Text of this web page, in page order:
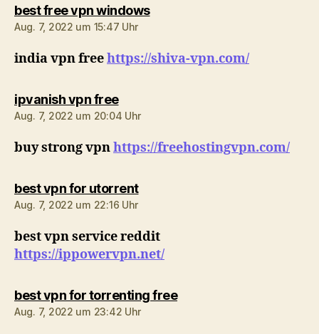
best free vpn windowssagt:
Aug. 7, 2022 um 15:47 Uhr
india vpn freehttps://shiva-vpn.com/
ipvanish vpn freesagt:
Aug. 7, 2022 um 20:04 Uhr
buy strong vpnhttps://freehostingvpn.com/
best vpn for utorrentsagt:
Aug. 7, 2022 um 22:16 Uhr
best vpn service reddit
https://ippowervpn.net/
best vpn for torrenting freesagt:
Aug. 7, 2022 um 23:42 Uhr